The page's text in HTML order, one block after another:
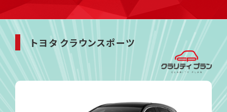
トヨタ クラウンスポーツ